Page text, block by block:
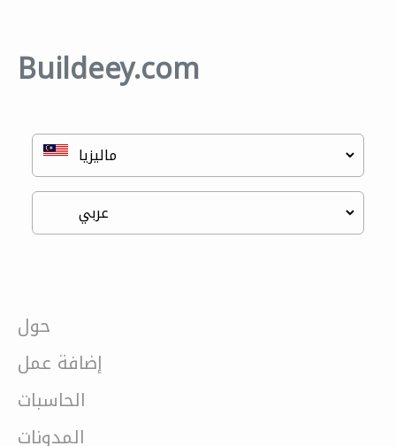
Buildeey.com
حول
إضافة عمل
الحاسبات
المدونات